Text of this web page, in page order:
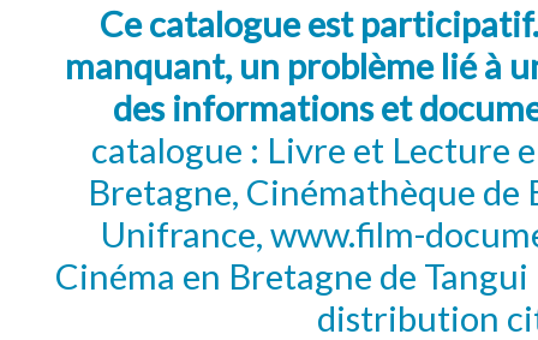
Ce catalogue est
manquant, un problème lié à
des informations et
catalogue : Livre et Lecture
Bretagne, Cinémathèque de
Unifrance, www.film-
Cinéma en Bretagne de
distribution